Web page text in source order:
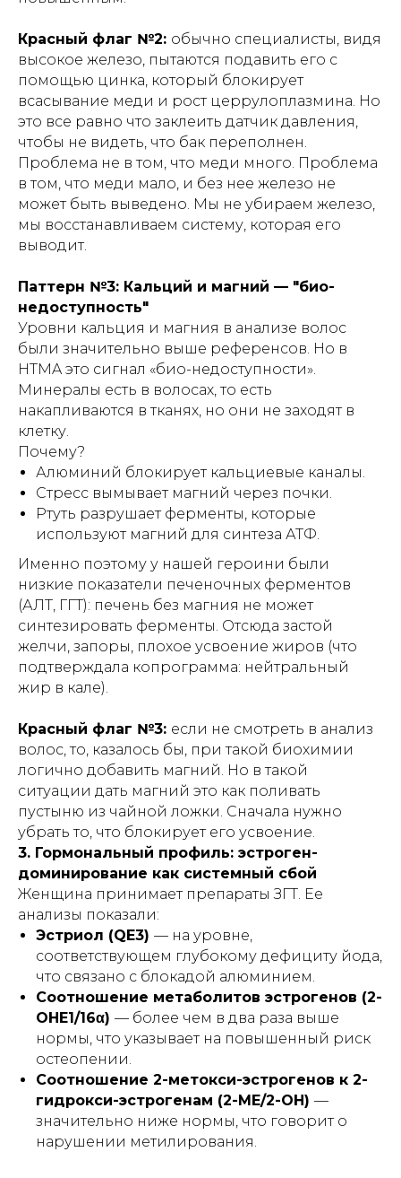
Красный флаг №2: обычно специалисты, видя
высокое железо, пытаются подавить его с
помощью цинка, который блокирует
всасывание меди и рост церрулоплазмина. Но
это все равно что заклеить датчик давления,
чтобы не видеть, что бак переполнен.
Проблема не в том, что меди много. Проблема
в том, что меди мало, и без нее железо не
может быть выведено. Мы не убираем железо,
мы восстанавливаем систему, которая его
выводит.
Паттерн №3: Кальций и магний — "био-
недоступность"
Уровни кальция и магния в анализе волос
были значительно выше референсов. Но в
HTMA это сигнал «био-недоступности».
Минералы есть в волосах, то есть
накапливаются в тканях, но они не заходят в
клетку.
Почему?
Алюминий блокирует кальциевые каналы.
Стресс вымывает магний через почки.
Ртуть разрушает ферменты, которые
используют магний для синтеза АТФ.
Именно поэтому у нашей героини были
низкие показатели печеночных ферментов
(АЛТ, ГГТ): печень без магния не может
синтезировать ферменты. Отсюда застой
желчи, запоры, плохое усвоение жиров (что
подтверждала копрограмма: нейтральный
жир в кале).
Красный флаг №3: если не смотреть в анализ
волос, то, казалось бы, при такой биохимии
логично добавить магний. Но в такой
ситуации дать магний это как поливать
пустыню из чайной ложки. Сначала нужно
убрать то, что блокирует его усвоение.
3. Гормональный профиль: эстроген-
доминирование как системный сбой
Женщина принимает препараты ЗГТ. Ее
анализы показали:
Эстриол (QE3) — на уровне,
соответствующем глубокому дефициту йода,
что связано с блокадой алюминием.
Соотношение метаболитов эстрогенов (2-
ОНЕ1/16α) — более чем в два раза выше
нормы, что указывает на повышенный риск
остеопении.
Соотношение 2-метокси-эстрогенов к 2-
гидрокси-эстрогенам (2-МЕ/2-ОН) —
значительно ниже нормы, что говорит о
нарушении метилирования.